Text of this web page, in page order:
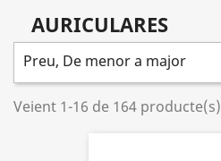
AURICULARES
Preu, De menor a major
Veient 1-16 de 164 producte(s)